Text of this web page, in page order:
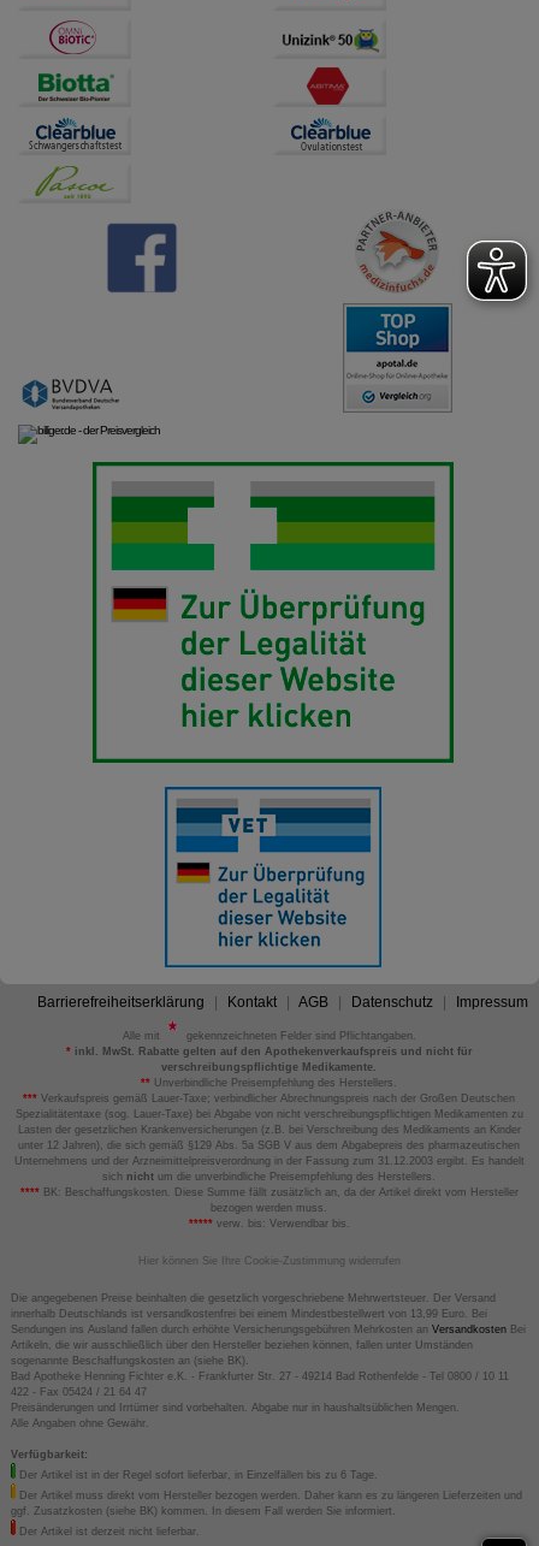
Barrierefreiheitserklärung Kontakt AGB Datenschutz Impressum
Alle mit
gekennzeichneten Felder sind Pflichtangaben.
*inkl. MwSt. Rabatte gelten auf den Apothekenverkaufspreis und nicht für
verschreibungspflichtige Medikamente.
** Unverbindliche Preisempfehlung des Herstellers.
*** Verkaufspreis gemäß Lauer-Taxe; verbindlicher Abrechnungspreis nach der Großen Deutschen
Spezialitätentaxe (sog. Lauer-Taxe) bei Abgabe von nicht verschreibungspflichtigen Medikamenten zu
Lasten der gesetzlichen Krankenversicherungen (z.B. bei Verschreibung des Medikaments an Kinder
unter 12 Jahren), die sich gemäß §129 Abs. 5a SGB V aus dem Abgabepreis des pharmazeutischen
Unternehmens und der Arzneimittelpreisverordnung in der Fassung zum 31.12.2003 ergibt. Es handelt
sich nicht um die unverbindliche Preisempfehlung des Herstellers.
****BK: Beschaffungskosten. Diese Summe fällt zusätzlich an, da der Artikel direkt vom Hersteller
bezogen werden muss.
*****verw. bis: Verwendbar bis.
Hier können Sie Ihre Cookie-Zustimmung widerrufen
Die angegebenen Preise beinhalten die gesetzlich vorgeschriebene Mehrwertsteuer. Der Versand
innerhalb Deutschlands ist versandkostenfrei bei einem Mindestbestellwert von 13,99 Euro. Bei
Sendungen ins Ausland fallen durch erhöhte Versicherungsgebühren Mehrkosten an VersandkostenBei
Artikeln, die wir ausschließlich über den Hersteller beziehen können, fallen unter Umständen
sogenannte Beschaffungskosten an (siehe BK).
Bad Apotheke Henning Fichter e.K. - Frankfurter Str. 27 - 49214 Bad Rothenfelde - Tel 0800 / 10 11
422 - Fax 05424 / 21 64 47
Preisänderungen und Irrtümer sind vorbehalten. Abgabe nur in haushaltsüblichen Mengen.
Alle Angaben ohne Gewähr.
Verfügbarkeit:
Der Artikel ist in der Regel sofort lieferbar, in Einzelfällen bis zu 6 Tage.
Der Artikel muss direkt vom Hersteller bezogen werden. Daher kann es zu längeren Lieferzeiten und
ggf. Zusatzkosten (siehe BK) kommen. In diesem Fall werden Sie informiert.
Der Artikel ist derzeit nicht lieferbar.